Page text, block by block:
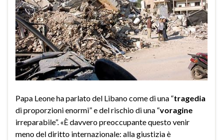
Papa Leone ha parlato del Libano come di una “tragedia
di proporzioni enormi” e del rischio di una “voragine
irreparabile”. «È davvero preoccupante questo venir
meno del diritto internazionale: alla giustizia è